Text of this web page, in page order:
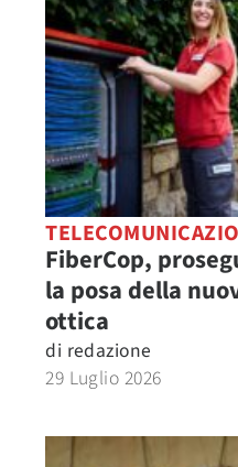
FiberCop,
la posa della
ottica
di redazione
29 Luglio 2026